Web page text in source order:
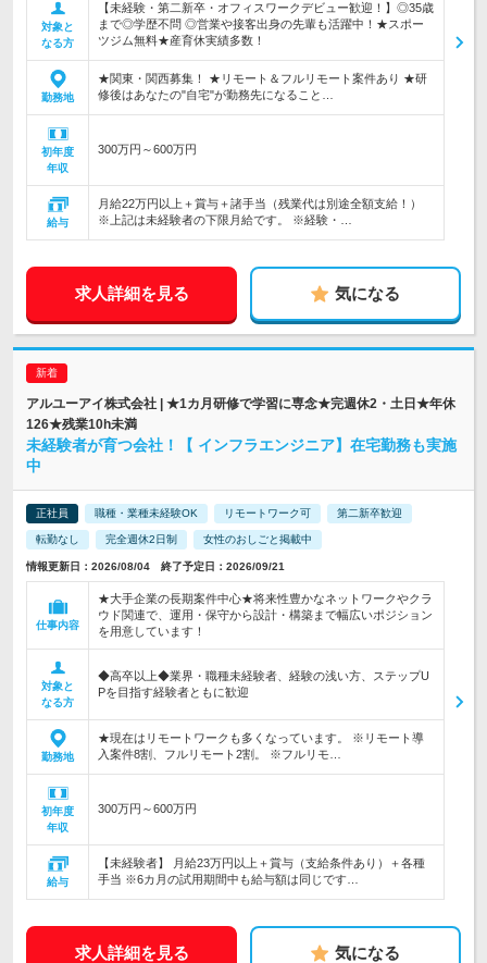
対象と
なる方
【未経験・第二新卒・オフィスワークデビュー歓迎！】◎35歳
まで◎学歴不問 ◎営業や接客出身の先輩も活躍中！★スポー
ツジム無料★産育休実績多数！
勤務地
★関東・関西募集！ ★リモート＆フルリモート案件あり ★研
修後はあなたの"自宅"が勤務先になること…
初年度
年収
300万円～600万円
給与
月給22万円以上＋賞与＋諸手当（残業代は別途全額支給！）
※上記は未経験者の下限月給です。 ※経験・…
求人詳細を見る 気になる
アルユーアイ株式会社 | ★1カ月研修で学習に専念★完週休2・土日★年休
126★残業10h未満
未経験者が育つ会社！【 インフラエンジニア】在宅勤務も実施
中
正社員 職種・業種未経験OK リモートワーク可 第二新卒歓迎
転勤なし 完全週休2日制 女性のおしごと掲載中
情報更新日：2026/08/04 終了予定日：2026/09/21
仕事内容
★大手企業の長期案件中心★将来性豊かなネットワークやクラ
ウド関連で、運用・保守から設計・構築まで幅広いポジション
を用意しています！
対象と
なる方
◆高卒以上◆業界・職種未経験者、経験の浅い方、ステップU
Pを目指す経験者ともに歓迎
勤務地
★現在はリモートワークも多くなっています。 ※リモート導
入案件8割、フルリモート2割。 ※フルリモ…
初年度
年収
300万円～600万円
給与
【未経験者】 月給23万円以上＋賞与（支給条件あり）＋各種
手当 ※6カ月の試用期間中も給与額は同じです…
求人詳細を見る 気になる